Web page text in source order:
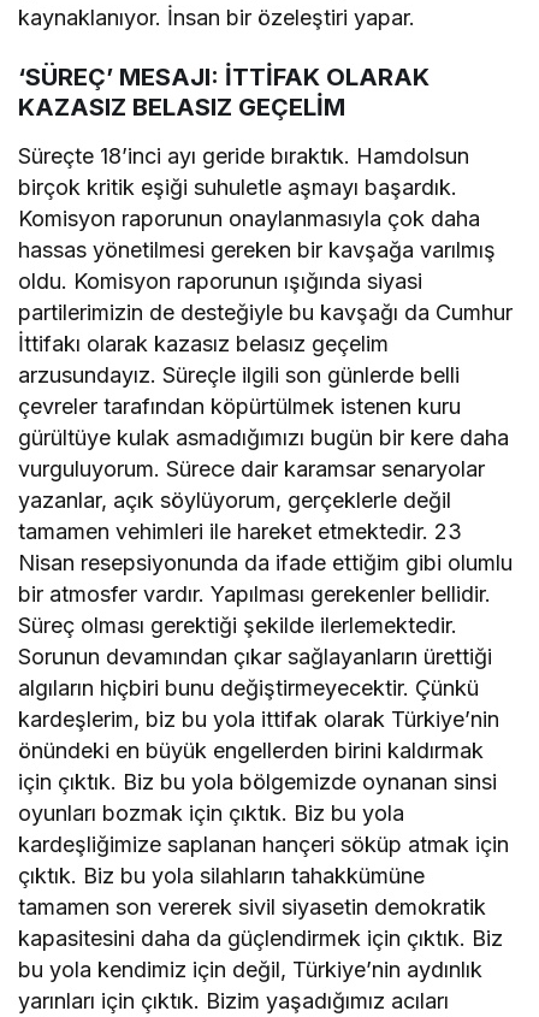
kaynaklanıyor. İnsan bir özeleştiri yapar.
‘SÜREÇ’ MESAJI: İTTİFAK OLARAK
KAZASIZ BELASIZ GEÇELİM
Süreçte 18’inci ayı geride bıraktık. Hamdolsun
birçok kritik eşiği suhuletle aşmayı başardık.
Komisyon raporunun onaylanmasıyla çok daha
hassas yönetilmesi gereken bir kavşağa varılmış
oldu. Komisyon raporunun ışığında siyasi
partilerimizin de desteğiyle bu kavşağı da Cumhur
İttifakı olarak kazasız belasız geçelim
arzusundayız. Süreçle ilgili son günlerde belli
çevreler tarafından köpürtülmek istenen kuru
gürültüye kulak asmadığımızı bugün bir kere daha
vurguluyorum. Sürece dair karamsar senaryolar
yazanlar, açık söylüyorum, gerçeklerle değil
tamamen vehimleri ile hareket etmektedir. 23
Nisan resepsiyonunda da ifade ettiğim gibi olumlu
bir atmosfer vardır. Yapılması gerekenler bellidir.
Süreç olması gerektiği şekilde ilerlemektedir.
Sorunun devamından çıkar sağlayanların ürettiği
algıların hiçbiri bunu değiştirmeyecektir. Çünkü
kardeşlerim, biz bu yola ittifak olarak Türkiye’nin
önündeki en büyük engellerden birini kaldırmak
için çıktık. Biz bu yola bölgemizde oynanan sinsi
oyunları bozmak için çıktık. Biz bu yola
kardeşliğimize saplanan hançeri söküp atmak için
çıktık. Biz bu yola silahların tahakkümüne
tamamen son vererek sivil siyasetin demokratik
kapasitesini daha da güçlendirmek için çıktık. Biz
bu yola kendimiz için değil, Türkiye’nin aydınlık
yarınları için çıktık. Bizim yaşadığımız acıları